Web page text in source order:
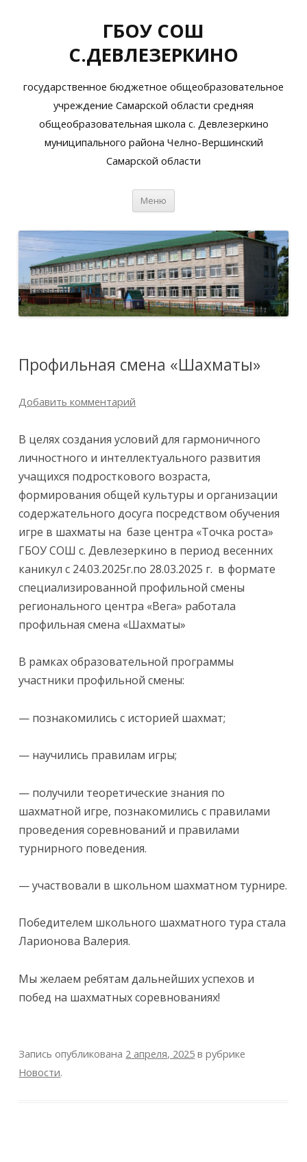
ГБОУ СОШ
С.ДЕВЛЕЗЕРКИНО
государственное бюджетное общеобразовательное
учреждение Самарской области средняя
общеобразовательная школа с. Девлезеркино
муниципального района Челно-Вершинский
Самарской области
Меню
Профильная смена «Шахматы»
Добавить комментарий
В целях создания условий для гармоничного
личностного и интеллектуального развития
учащихся подросткового возраста,
формирования общей культуры и организации
содержательного досуга посредством обучения
игре в шахматы на базе центра «Точка роста»
ГБОУ СОШ с. Девлезеркино в период весенних
каникул с 24.03.2025г.по 28.03.2025 г. в формате
специализированной профильной смены
регионального центра «Вега» работала
профильная смена «Шахматы»
В рамках образовательной программы
участники профильной смены:
— познакомились с историей шахмат;
— научились правилам игры;
— получили теоретические знания по
шахматной игре, познакомились с правилами
проведения соревнований и правилами
турнирного поведения.
— участвовали в школьном шахматном турнире.
Победителем школьного шахматного тура стала
Ларионова Валерия.
Мы желаем ребятам дальнейших успехов и
побед на шахматных соревнованиях!
Запись опубликована 2 апреля, 2025 в рубрике
Новости.